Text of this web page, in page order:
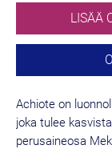
LISÄÄ
Achiote on
joka tulee
perusaineosa